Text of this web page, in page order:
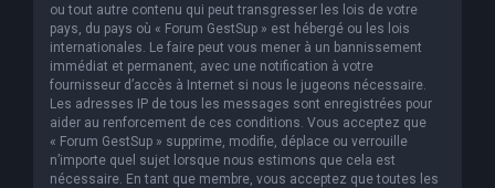
ou tout autre contenu qui peut transgresser les lois de votre
pays, du pays où « Forum GestSup » est hébergé ou les lois
internationales. Le faire peut vous mener à un bannissement
immédiat et permanent, avec une notification à votre
fournisseur d’accès à Internet si nous le jugeons nécessaire.
Les adresses IP de tous les messages sont enregistrées pour
aider au renforcement de ces conditions. Vous acceptez que
« Forum GestSup » supprime, modifie, déplace ou verrouille
n’importe quel sujet lorsque nous estimons que cela est
nécessaire. En tant que membre, vous acceptez que toutes les